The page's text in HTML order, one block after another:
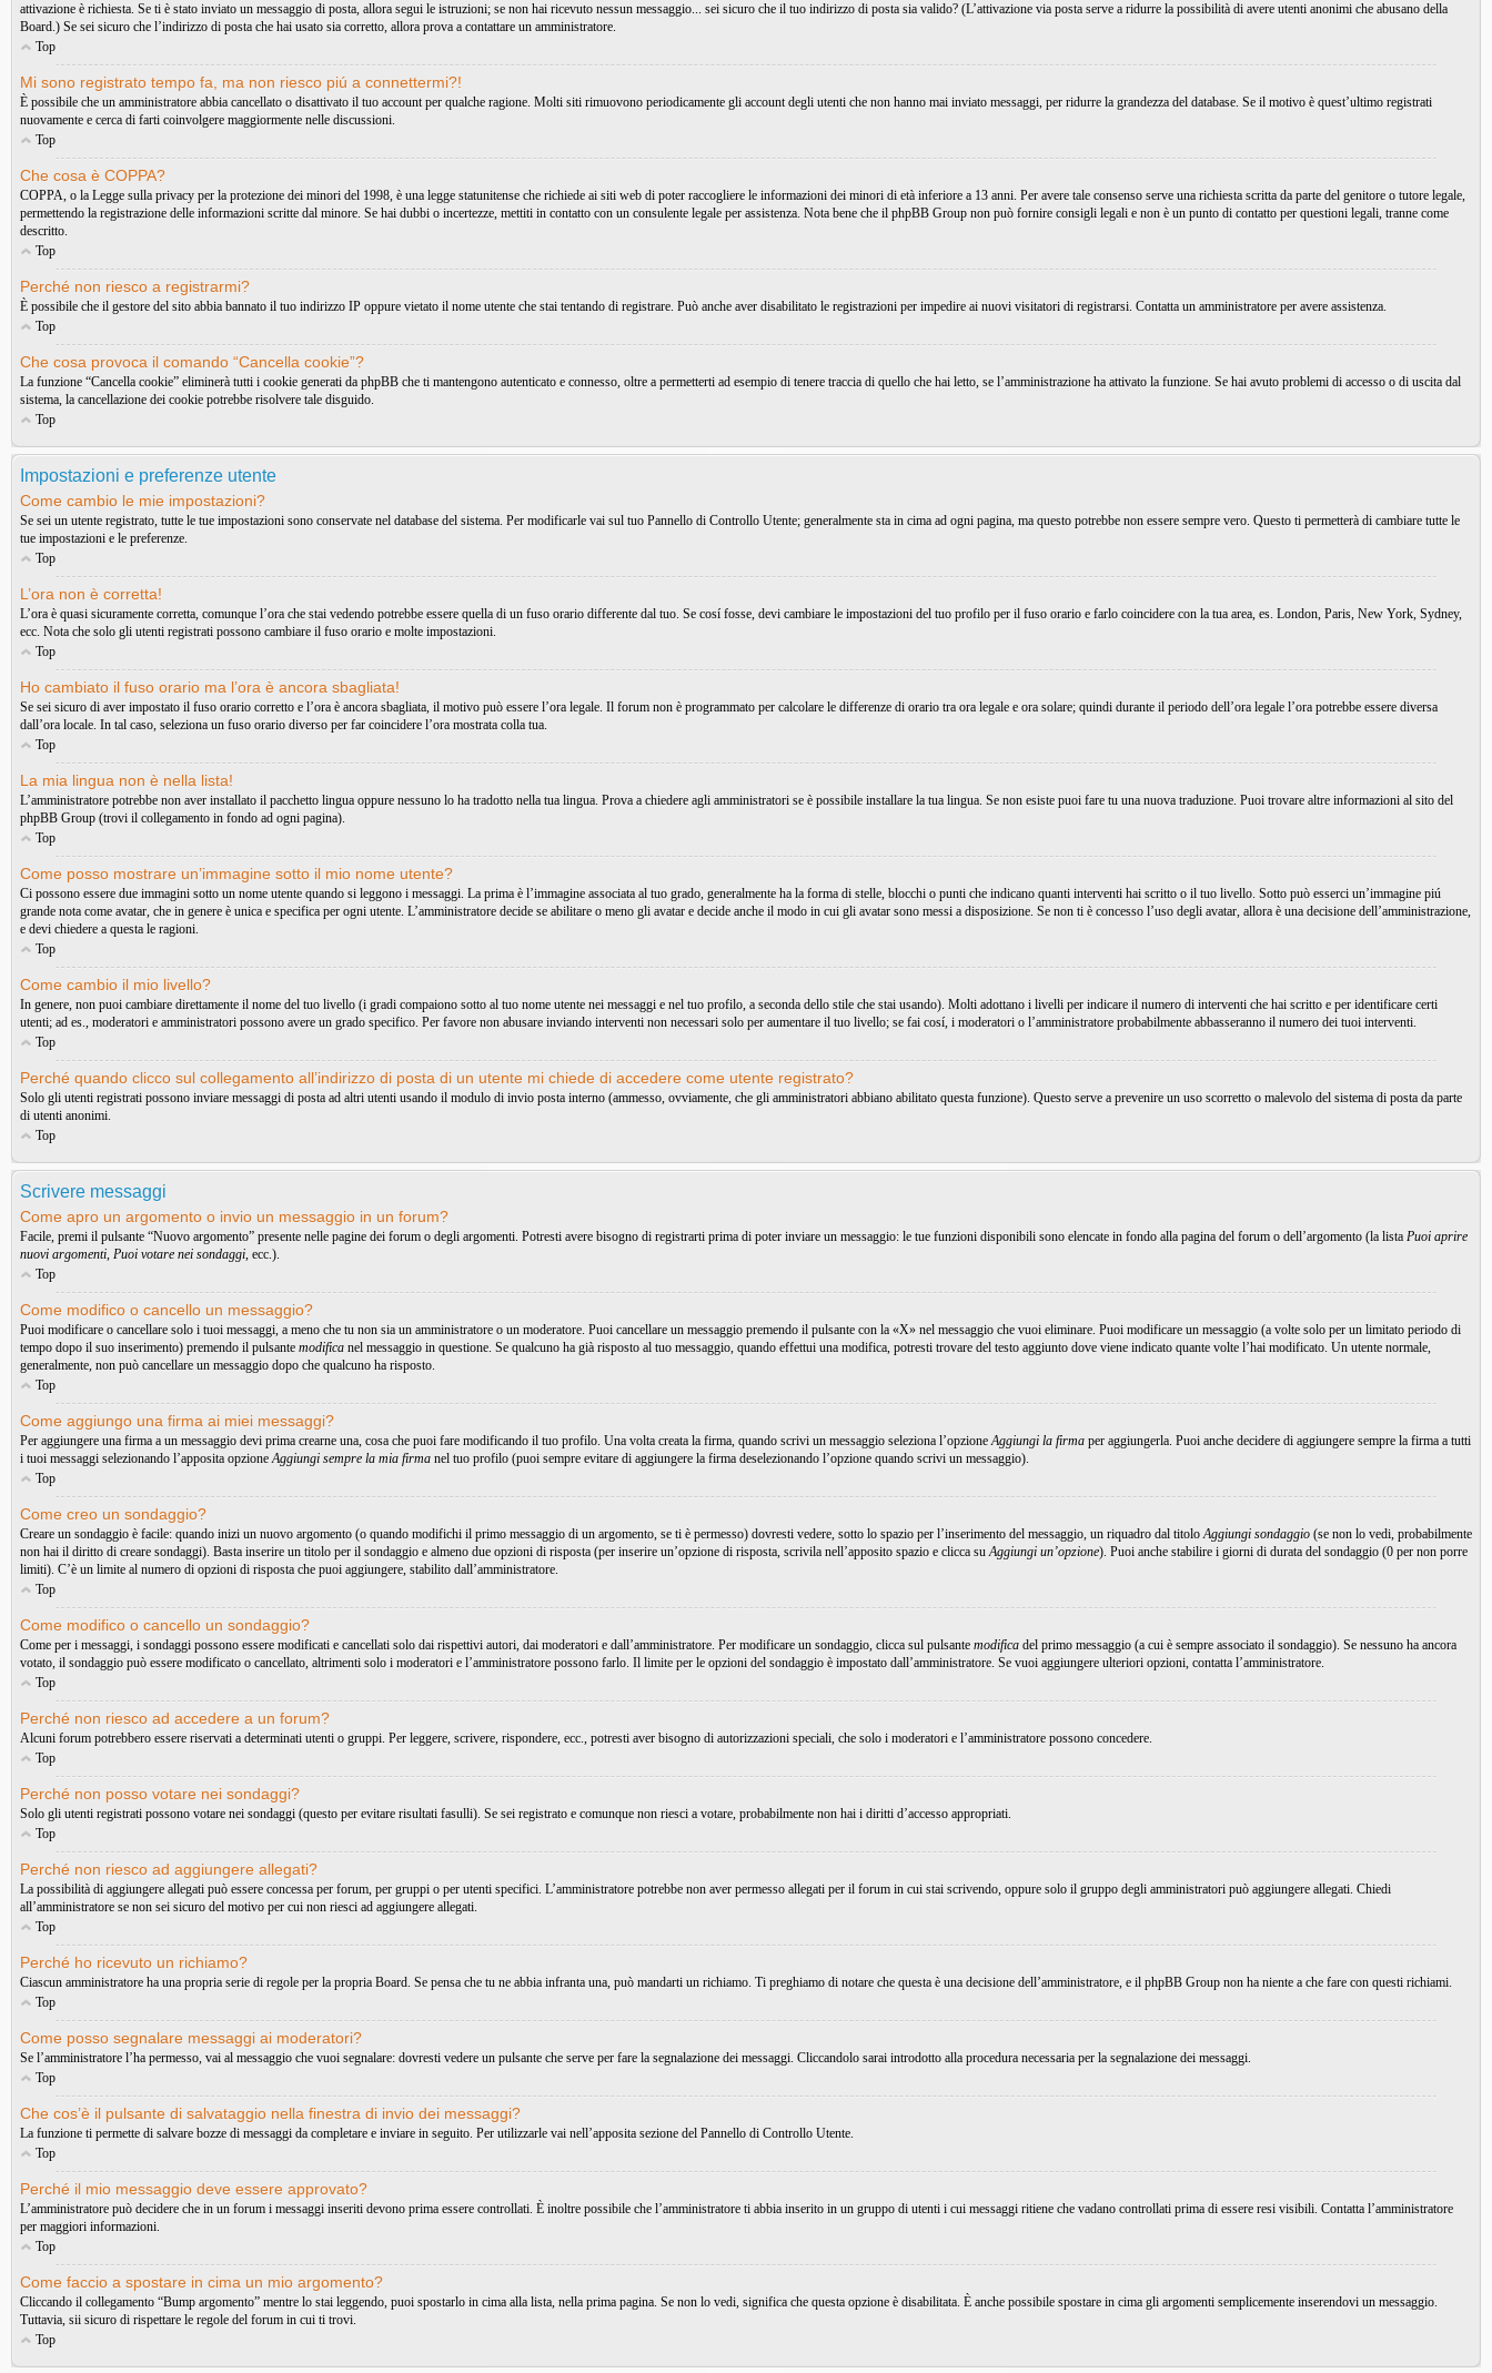
attivazione è richiesta. Se ti è stato inviato un messaggio di posta, allora segui le istruzioni; se non hai ricevuto nessun messaggio... sei sicuro che il tuo indirizzo di posta sia valido? (L’attivazione via posta serve a ridurre la possibilità di avere utenti anonimi che abusano della
Board.) Se sei sicuro che l’indirizzo di posta che hai usato sia corretto, allora prova a contattare un amministratore.
Top
Mi sono registrato tempo fa, ma non riesco piú a connettermi?!
È possibile che un amministratore abbia cancellato o disattivato il tuo account per qualche ragione. Molti siti rimuovono periodicamente gli account degli utenti che non hanno mai inviato messaggi, per ridurre la grandezza del database. Se il motivo è quest’ultimo registrati
nuovamente e cerca di farti coinvolgere maggiormente nelle discussioni.
Top
Che cosa è COPPA?
COPPA, o la Legge sulla privacy per la protezione dei minori del 1998, è una legge statunitense che richiede ai siti web di poter raccogliere le informazioni dei minori di età inferiore a 13 anni. Per avere tale consenso serve una richiesta scritta da parte del genitore o tutore legale,
permettendo la registrazione delle informazioni scritte dal minore. Se hai dubbi o incertezze, mettiti in contatto con un consulente legale per assistenza. Nota bene che il phpBB Group non può fornire consigli legali e non è un punto di contatto per questioni legali, tranne come
descritto.
Top
Perché non riesco a registrarmi?
È possibile che il gestore del sito abbia bannato il tuo indirizzo IP oppure vietato il nome utente che stai tentando di registrare. Può anche aver disabilitato le registrazioni per impedire ai nuovi visitatori di registrarsi. Contatta un amministratore per avere assistenza.
Top
Che cosa provoca il comando “Cancella cookie”?
La funzione “Cancella cookie” eliminerà tutti i cookie generati da phpBB che ti mantengono autenticato e connesso, oltre a permetterti ad esempio di tenere traccia di quello che hai letto, se l’amministrazione ha attivato la funzione. Se hai avuto problemi di accesso o di uscita dal
sistema, la cancellazione dei cookie potrebbe risolvere tale disguido.
Top
Impostazioni e preferenze utente
Come cambio le mie impostazioni?
Se sei un utente registrato, tutte le tue impostazioni sono conservate nel database del sistema. Per modificarle vai sul tuo Pannello di Controllo Utente; generalmente sta in cima ad ogni pagina, ma questo potrebbe non essere sempre vero. Questo ti permetterà di cambiare tutte le
tue impostazioni e le preferenze.
Top
L’ora non è corretta!
L’ora è quasi sicuramente corretta, comunque l’ora che stai vedendo potrebbe essere quella di un fuso orario differente dal tuo. Se cosí fosse, devi cambiare le impostazioni del tuo profilo per il fuso orario e farlo coincidere con la tua area, es. London, Paris, New York, Sydney,
ecc. Nota che solo gli utenti registrati possono cambiare il fuso orario e molte impostazioni.
Top
Ho cambiato il fuso orario ma l’ora è ancora sbagliata!
Se sei sicuro di aver impostato il fuso orario corretto e l’ora è ancora sbagliata, il motivo può essere l’ora legale. Il forum non è programmato per calcolare le differenze di orario tra ora legale e ora solare; quindi durante il periodo dell’ora legale l’ora potrebbe essere diversa
dall’ora locale. In tal caso, seleziona un fuso orario diverso per far coincidere l’ora mostrata colla tua.
Top
La mia lingua non è nella lista!
L’amministratore potrebbe non aver installato il pacchetto lingua oppure nessuno lo ha tradotto nella tua lingua. Prova a chiedere agli amministratori se è possibile installare la tua lingua. Se non esiste puoi fare tu una nuova traduzione. Puoi trovare altre informazioni al sito del
phpBB Group (trovi il collegamento in fondo ad ogni pagina).
Top
Come posso mostrare un’immagine sotto il mio nome utente?
Ci possono essere due immagini sotto un nome utente quando si leggono i messaggi. La prima è l’immagine associata al tuo grado, generalmente ha la forma di stelle, blocchi o punti che indicano quanti interventi hai scritto o il tuo livello. Sotto può esserci un’immagine piú
grande nota come avatar, che in genere è unica e specifica per ogni utente. L’amministratore decide se abilitare o meno gli avatar e decide anche il modo in cui gli avatar sono messi a disposizione. Se non ti è concesso l’uso degli avatar, allora è una decisione dell’amministrazione,
e devi chiedere a questa le ragioni.
Top
Come cambio il mio livello?
In genere, non puoi cambiare direttamente il nome del tuo livello (i gradi compaiono sotto al tuo nome utente nei messaggi e nel tuo profilo, a seconda dello stile che stai usando). Molti adottano i livelli per indicare il numero di interventi che hai scritto e per identificare certi
utenti; ad es., moderatori e amministratori possono avere un grado specifico. Per favore non abusare inviando interventi non necessari solo per aumentare il tuo livello; se fai cosí, i moderatori o l’amministratore probabilmente abbasseranno il numero dei tuoi interventi.
Top
Perché quando clicco sul collegamento all’indirizzo di posta di un utente mi chiede di accedere come utente registrato?
Solo gli utenti registrati possono inviare messaggi di posta ad altri utenti usando il modulo di invio posta interno (ammesso, ovviamente, che gli amministratori abbiano abilitato questa funzione). Questo serve a prevenire un uso scorretto o malevolo del sistema di posta da parte
di utenti anonimi.
Top
Scrivere messaggi
Come apro un argomento o invio un messaggio in un forum?
Facile, premi il pulsante “Nuovo argomento” presente nelle pagine dei forum o degli argomenti. Potresti avere bisogno di registrarti prima di poter inviare un messaggio: le tue funzioni disponibili sono elencate in fondo alla pagina del forum o dell’argomento (la lista Puoi aprire
nuovi argomenti, Puoi votare nei sondaggi, ecc.).
Top
Come modifico o cancello un messaggio?
Puoi modificare o cancellare solo i tuoi messaggi, a meno che tu non sia un amministratore o un moderatore. Puoi cancellare un messaggio premendo il pulsante con la «X» nel messaggio che vuoi eliminare. Puoi modificare un messaggio (a volte solo per un limitato periodo di
tempo dopo il suo inserimento) premendo il pulsante modifica nel messaggio in questione. Se qualcuno ha già risposto al tuo messaggio, quando effettui una modifica, potresti trovare del testo aggiunto dove viene indicato quante volte l’hai modificato. Un utente normale,
generalmente, non può cancellare un messaggio dopo che qualcuno ha risposto.
Top
Come aggiungo una firma ai miei messaggi?
Per aggiungere una firma a un messaggio devi prima crearne una, cosa che puoi fare modificando il tuo profilo. Una volta creata la firma, quando scrivi un messaggio seleziona l’opzioneAggiungi la firma per aggiungerla. Puoi anche decidere di aggiungere sempre la firma a tutti
i tuoi messaggi selezionando l’apposita opzioneAggiungi sempre la mia firma nel tuo profilo (puoi sempre evitare di aggiungere la firma deselezionando l’opzione quando scrivi un messaggio).
Top
Come creo un sondaggio?
Creare un sondaggio è facile: quando inizi un nuovo argomento (o quando modifichi il primo messaggio di un argomento, se ti è permesso) dovresti vedere, sotto lo spazio per l’inserimento del messaggio, un riquadro dal titoloAggiungi sondaggio (se non lo vedi, probabilmente
non hai il diritto di creare sondaggi). Basta inserire un titolo per il sondaggio e almeno due opzioni di risposta (per inserire un’opzione di risposta, scrivila nell’apposito spazio e clicca suAggiungi un’opzione). Puoi anche stabilire i giorni di durata del sondaggio (0 per non porre
limiti). C’è un limite al numero di opzioni di risposta che puoi aggiungere, stabilito dall’amministratore.
Top
Come modifico o cancello un sondaggio?
Come per i messaggi, i sondaggi possono essere modificati e cancellati solo dai rispettivi autori, dai moderatori e dall’amministratore. Per modificare un sondaggio, clicca sul pulsante modifica del primo messaggio (a cui è sempre associato il sondaggio). Se nessuno ha ancora
votato, il sondaggio può essere modificato o cancellato, altrimenti solo i moderatori e l’amministratore possono farlo. Il limite per le opzioni del sondaggio è impostato dall’amministratore. Se vuoi aggiungere ulteriori opzioni, contatta l’amministratore.
Top
Perché non riesco ad accedere a un forum?
Alcuni forum potrebbero essere riservati a determinati utenti o gruppi. Per leggere, scrivere, rispondere, ecc., potresti aver bisogno di autorizzazioni speciali, che solo i moderatori e l’amministratore possono concedere.
Top
Perché non posso votare nei sondaggi?
Solo gli utenti registrati possono votare nei sondaggi (questo per evitare risultati fasulli). Se sei registrato e comunque non riesci a votare, probabilmente non hai i diritti d’accesso appropriati.
Top
Perché non riesco ad aggiungere allegati?
La possibilità di aggiungere allegati può essere concessa per forum, per gruppi o per utenti specifici. L’amministratore potrebbe non aver permesso allegati per il forum in cui stai scrivendo, oppure solo il gruppo degli amministratori può aggiungere allegati. Chiedi
all’amministratore se non sei sicuro del motivo per cui non riesci ad aggiungere allegati.
Top
Perché ho ricevuto un richiamo?
Ciascun amministratore ha una propria serie di regole per la propria Board. Se pensa che tu ne abbia infranta una, può mandarti un richiamo. Ti preghiamo di notare che questa è una decisione dell’amministratore, e il phpBB Group non ha niente a che fare con questi richiami.
Top
Come posso segnalare messaggi ai moderatori?
Se l’amministratore l’ha permesso, vai al messaggio che vuoi segnalare: dovresti vedere un pulsante che serve per fare la segnalazione dei messaggi. Cliccandolo sarai introdotto alla procedura necessaria per la segnalazione dei messaggi.
Top
Che cos’è il pulsante di salvataggio nella finestra di invio dei messaggi?
La funzione ti permette di salvare bozze di messaggi da completare e inviare in seguito. Per utilizzarle vai nell’apposita sezione del Pannello di Controllo Utente.
Top
Perché il mio messaggio deve essere approvato?
L’amministratore può decidere che in un forum i messaggi inseriti devono prima essere controllati. È inoltre possibile che l’amministratore ti abbia inserito in un gruppo di utenti i cui messaggi ritiene che vadano controllati prima di essere resi visibili. Contatta l’amministratore
per maggiori informazioni.
Top
Come faccio a spostare in cima un mio argomento?
Cliccando il collegamento “Bump argomento” mentre lo stai leggendo, puoi spostarlo in cima alla lista, nella prima pagina. Se non lo vedi, significa che questa opzione è disabilitata. È anche possibile spostare in cima gli argomenti semplicemente inserendovi un messaggio.
Tuttavia, sii sicuro di rispettare le regole del forum in cui ti trovi.
Top